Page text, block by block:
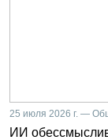
25 июля 2026 г. —
ИИ